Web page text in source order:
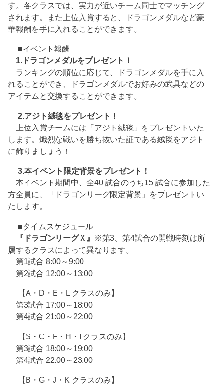
す。各クラスでは、実力が近いチーム同士でマッチング
されます。また上位入賞すると、ドラゴンメダルなど豪
華報酬を手に入れることができます。
■イベント報酬
1.ドラゴンメダルをプレゼント！
ランキングの順位に応じて、ドラゴンメダルを手に入
れることができ、ドラゴンメダルでお好みの武具などの
アイテムと交換することができます。
2.アジト絨毯をプレゼント！
上位入賞チームには「アジト絨毯」をプレゼントいた
します。熾烈な戦いを勝ち抜いた証である絨毯をアジト
に飾りましょう！
3.本イベント限定背景をプレゼント！
本イベント期間中、全40 試合のうち15 試合に参加した
方全員に、「ドラゴンリーグ限定背景」をプレゼントい
たします。
■タイムスケジュール
『ドラゴンリーグＸ』 ※第3、第4試合の開戦時刻は所
属するクラスによって異なります。
第1試合 8:00～9:00
第2試合 12:00～13:00
【A・D・E・L クラスのみ】
第3試合 17:00～18:00
第4試合 21:00～22:00
【S・C・F・H・I クラスのみ】
第3試合 18:00～19:00
第4試合 22:00～23:00
【B・G・J・K クラスのみ】